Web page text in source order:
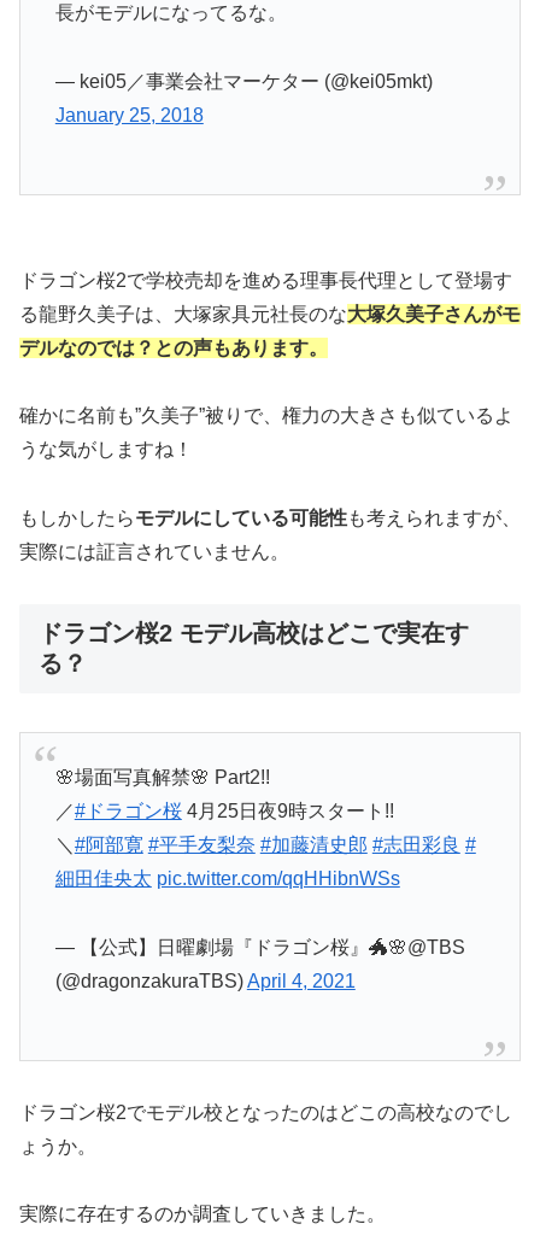
長がモデルになってるな。
— kei05／事業会社マーケター (@kei05mkt)
January 25, 2018
ドラゴン桜2で学校売却を進める理事長代理として登場す
る龍野久美子は、大塚家具元社長のな大塚久美子さんがモ
デルなのでは？との声もあります。
確かに名前も”久美子”被りで、権力の大きさも似ているよ
うな気がしますね！
もしかしたらモデルにしている可能性も考えられますが、
実際には証言されていません。
ドラゴン桜2 モデル高校はどこで実在す
る？
🌸場面写真解禁🌸 Part2!!
／#ドラゴン桜4月25日夜9時スタート!!
＼ #阿部寛 #平手友梨奈 #加藤清史郎 #志田彩良 #
細田佳央太 pic.twitter.com/qqHHibnWSs
— 【公式】日曜劇場『ドラゴン桜』🐲🌸@TBS
(@dragonzakuraTBS)April 4, 2021
ドラゴン桜2でモデル校となったのはどこの高校なのでし
ょうか。
実際に存在するのか調査していきました。